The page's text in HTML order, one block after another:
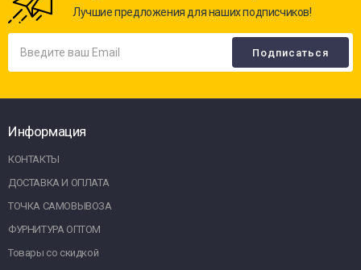
Лучшие предложения для наших подписчиков!
Информация
КОНТАКТЫ
ДОСТАВКА И ОПЛАТА
ТОЧКА САМОВЫВОЗА
ФУРНИТУРА ОПТОМ
Товары со скидкой